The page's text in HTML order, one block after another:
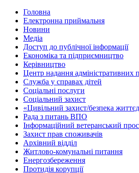
Головна
Електронна приймальня
Новини
Медіа
Доступ до публічної інформації
Економіка та підприємництво
Керівництво
Центр надання адміністративних
Служба у справах дітей
Соціальні послуги
Соціальний захист
«Цивільний захист/безпека
Рада з питань ВПО
Інформаційний ветеранський
Захист прав споживачів
Архівний відділ
Житлово-комунальні питання
Енергозбереження
Протидія корупції